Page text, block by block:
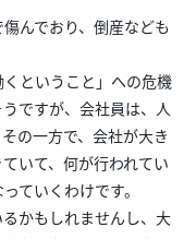
んでおり、倒産なども
ということ」への危機
ですが、会社員は、人
の一方で、会社が大き
いて、何が行われてい
ていくわけです。
かもしれませんし、大